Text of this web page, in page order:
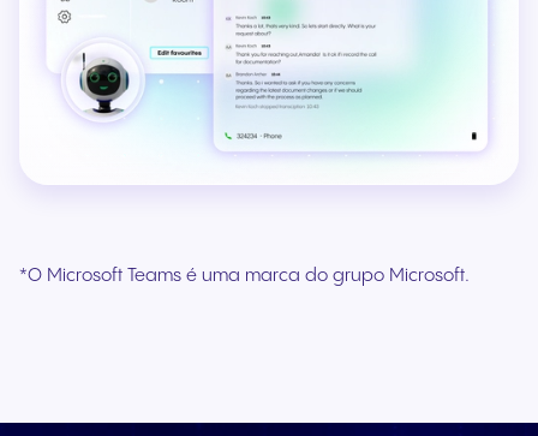
*O Microsoft Teams é uma marca do grupo Microsoft.